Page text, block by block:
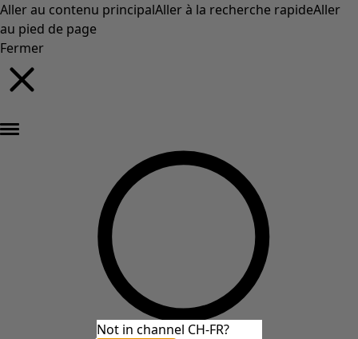
Aller au contenu principalAller à la recherche rapideAller
au pied de page
Fermer
Not in channel CH-FR?